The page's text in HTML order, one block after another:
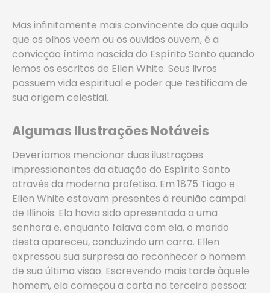
Mas infinitamente mais convincente do que aquilo
que os olhos veem ou os ouvidos ouvem, é a
convicção íntima nascida do Espírito Santo quando
lemos os escritos de Ellen White. Seus livros
possuem vida espiritual e poder que testificam de
sua origem celestial.
Algumas Ilustrações Notáveis
Deveríamos mencionar duas ilustrações
impressionantes da atuação do Espírito Santo
através da moderna profetisa. Em 1875 Tiago e
Ellen White estavam presentes à reunião campal
de Illinois. Ela havia sido apresentada a uma
senhora e, enquanto falava com ela, o marido
desta apareceu, conduzindo um carro. Ellen
expressou sua surpresa ao reconhecer o homem
de sua última visão. Escrevendo mais tarde àquele
homem, ela começou a carta na terceira pessoa: